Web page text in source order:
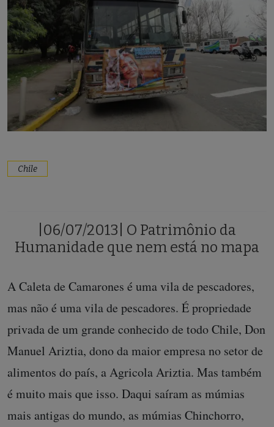
Chile
|06/07/2013| O Patrimônio da
Humanidade que nem está no mapa
A Caleta de Camarones é uma vila de pescadores,
mas não é uma vila de pescadores. É propriedade
privada de um grande conhecido de todo Chile, Don
Manuel Ariztia, dono da maior empresa no setor de
alimentos do país, a Agricola Ariztia. Mas também
é muito mais que isso. Daqui saíram as múmias
mais antigas do mundo, as múmias Chinchorro,